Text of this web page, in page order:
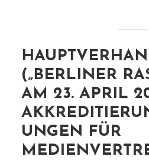
(„BERLINER
AM 23. APRIL
UNGEN FÜR